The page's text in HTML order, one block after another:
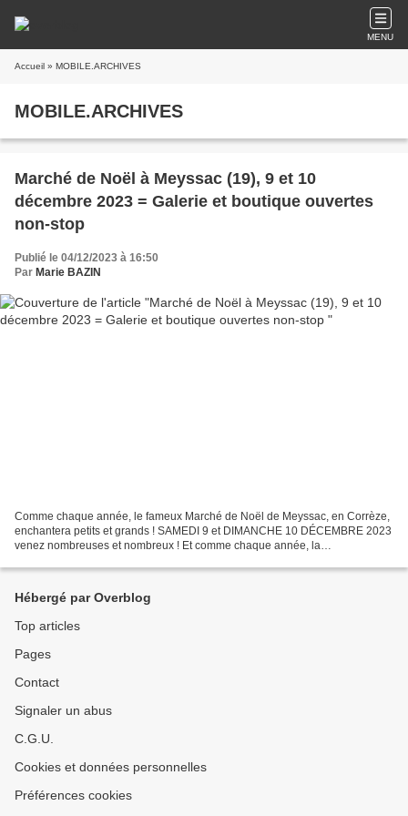
MENU
Accueil » MOBILE.ARCHIVES
MOBILE.ARCHIVES
Marché de Noël à Meyssac (19), 9 et 10
décembre 2023 = Galerie et boutique ouvertes
non-stop
Publié le 04/12/2023 à 16:50
Par Marie BAZIN
Comme chaque année, le fameux Marché de Noël de Meyssac, en Corrèze,
enchantera petits et grands ! SAMEDI 9 et DIMANCHE 10 DÉCEMBRE 2023
venez nombreuses et nombreux ! Et comme chaque année, la
Hébergé par Overblog
Top articles
Pages
Contact
Signaler un abus
C.G.U.
Cookies et données personnelles
Préférences cookies